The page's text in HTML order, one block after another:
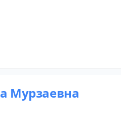
Мурзаевна